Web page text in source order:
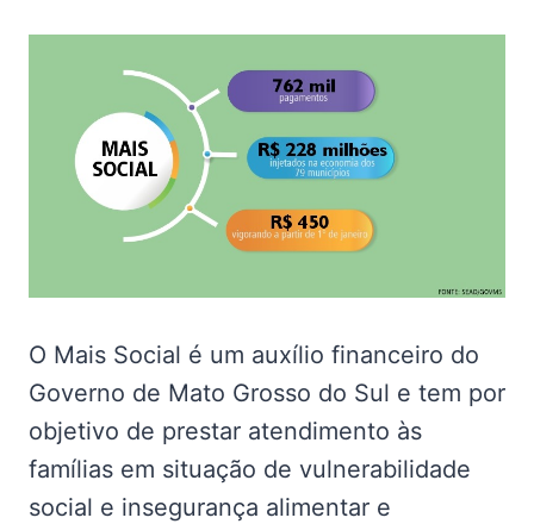
O Mais Social é um auxílio financeiro do
Governo de Mato Grosso do Sul e tem por
objetivo de prestar atendimento às
famílias em situação de vulnerabilidade
social e insegurança alimentar e